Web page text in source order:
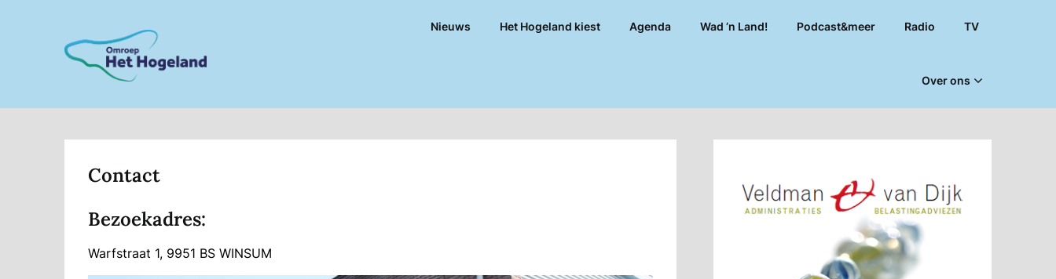
Nieuws Het Hogeland kiest Agenda Wad ’n Land! Podcast&meer Radio TV
Over ons
Contact
Bezoekadres:
Warfstraat 1, 9951 BS WINSUM